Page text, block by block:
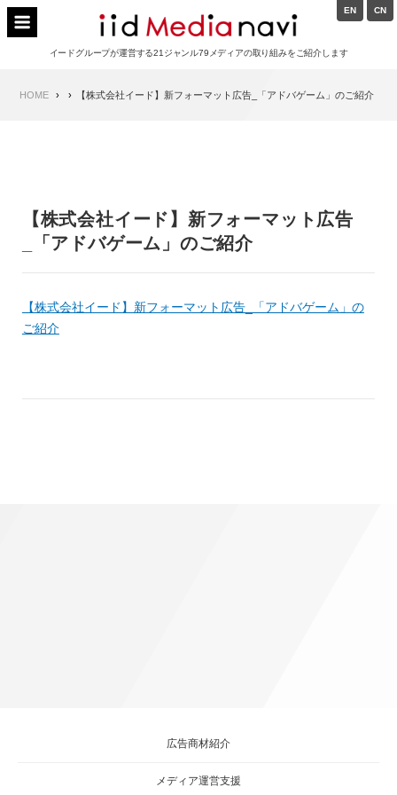
Skip
イードメディアナビ
イードグループが運営する21ジャンル79メディアの取り組みをご紹介します
Navigation
EN CN
HOME 【株式会社イード】新フォーマット広告_「アドバゲーム」のご紹介
【株式会社イード】新フォーマット広告
_「アドバゲーム」のご紹介
【株式会社イード】新フォーマット広告_「アドバゲーム」の
ご紹介
広告商材紹介
メディア運営支援